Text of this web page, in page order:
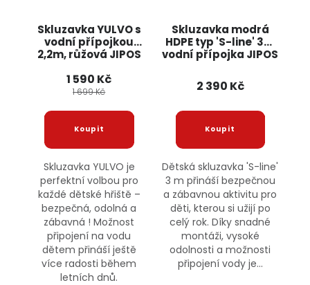
Skluzavka YULVO s
vodní přípojkou
2,2m, růžová JIPOS
1 590 Kč
1 699 Kč
Skluzavka YULVO je
perfektní volbou pro
každé dětské hřiště –
bezpečná, odolná a
zábavná ! Možnost
připojení na vodu
dětem přináší ještě
více radosti během
letních dnů.
Skluzavka modrá
HDPE typ 'S-line' 3m
vodní přípojka JIPOS
2 390 Kč
Dětská skluzavka 'S-line'
3 m přináší bezpečnou
a zábavnou aktivitu pro
děti, kterou si užijí po
celý rok. Díky snadné
montáži, vysoké
odolnosti a možnosti
připojení vody je...